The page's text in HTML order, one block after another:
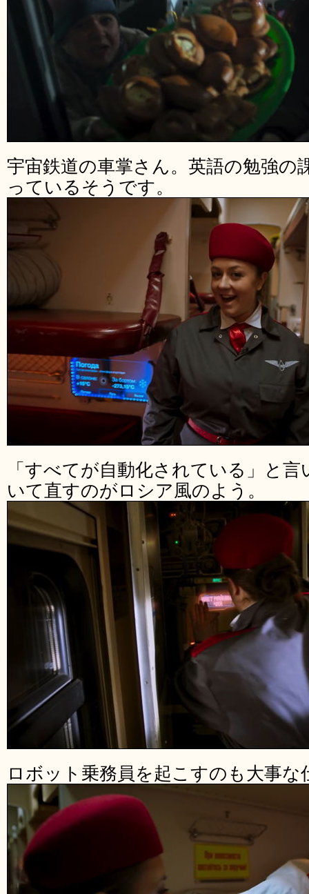
宇宙鉄道の車掌さん。英語の勉強の
っているそうです。
「すべてが自動化されている」と
いて直すのがロシア風のよう。
ロボット乗務員を起こすのも大事な